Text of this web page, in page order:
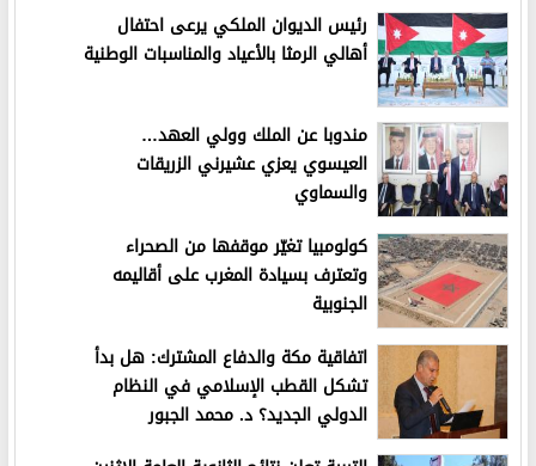
رئيس الديوان الملكي يرعى احتفال
أهالي الرمثا بالأعياد والمناسبات الوطنية
مندوبا عن الملك وولي العهد…
العيسوي يعزي عشيرني الزريقات
والسماوي
كولومبيا تغيّر موقفها من الصحراء
وتعترف بسيادة المغرب على أقاليمه
الجنوبية
اتفاقية مكة والدفاع المشترك: هل بدأ
تشكل القطب الإسلامي في النظام
الدولي الجديد؟ د. محمد الجبور